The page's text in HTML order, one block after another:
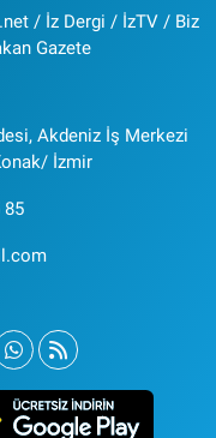
/ İz Dergi / İzTV / Biz
Gazete
Akdeniz İş Merkezi
İzmir
85